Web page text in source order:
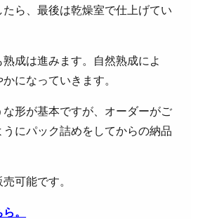
ら、最後は乾燥室で仕上げてい
成は進みます。自然熟成によ
になっていきます。
形が基本ですが、オーダーがご
にパック詰めをしてからの納品
可能です。
。